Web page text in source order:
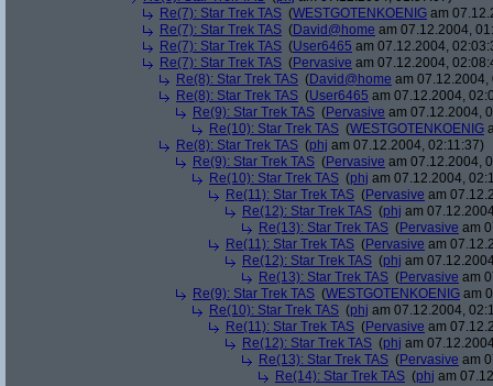
Re(7): Star Trek TAS (WESTGOTENKOENIG am
Re(7): Star Trek TAS (David@home am 07.12.2004,
Re(7): Star Trek TAS (User6465 am 07.12.2004,
Re(7): Star Trek TAS (Pervasive am 07.12.2004,
Re(8): Star Trek TAS (David@home am 07.12.2004,
Re(8): Star Trek TAS (User6465 am 07.12.2004,
Re(9): Star Trek TAS (Pervasive am 07.12.2004,
Re(10): Star Trek TAS (WESTGOTENKOENIG
Re(8): Star Trek TAS (phj am 07.12.2004, 02:11:37)
Re(9): Star Trek TAS (Pervasive am 07.12.2004,
Re(10): Star Trek TAS (phj am 07.12.2004,
Re(11): Star Trek TAS (Pervasive am
Re(12): Star Trek TAS (phj am
Re(13): Star Trek TAS (Pervasive am
Re(11): Star Trek TAS (Pervasive am
Re(12): Star Trek TAS (phj am
Re(13): Star Trek TAS (Pervasive am
Re(9): Star Trek TAS (WESTGOTENKOENIG am
Re(10): Star Trek TAS (phj am 07.12.2004,
Re(11): Star Trek TAS (Pervasive am
Re(12): Star Trek TAS (phj am
Re(13): Star Trek TAS (Pervasive am
Re(14): Star Trek TAS (phj am